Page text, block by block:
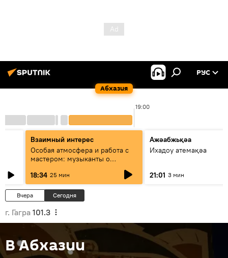
Абхазия
РУС
19:00
Взаимный интерес
Особая атмосфера и работа с
мастером: музыканты о
18:34 25 мин
Ажәабжьқәа
Ихадоу атемақәа
21:01 3 мин
Вчера Сегодня
г. Гагра 101.3
В Абхазии